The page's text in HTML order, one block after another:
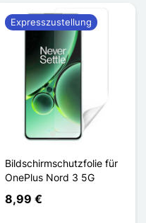
Bildschirmschutzfolie für
OnePlus Nord 3 5G
8,99 €
Expresszustellung